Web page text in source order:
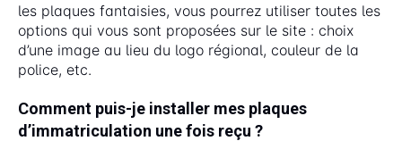
les plaques fantaisies, vous pourrez utiliser toutes les
options qui vous sont proposées sur le site : choix
d’une image au lieu du logo régional, couleur de la
police, etc.
Comment puis-je installer mes plaques
d’immatriculation une fois reçu ?